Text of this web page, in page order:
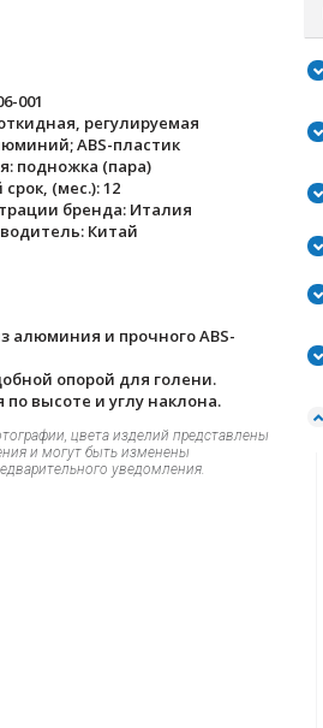
001
регулируемая
ABS-пластик
подножка (пара)
(мес.): 12
бренда: Италия
Китай
алюминия и прочного ABS-
опорой для голени.
по высоте и углу наклона.
цвета изделий представлены
и могут быть изменены
уведомления.